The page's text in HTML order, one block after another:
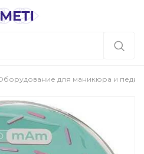
для маникюра и